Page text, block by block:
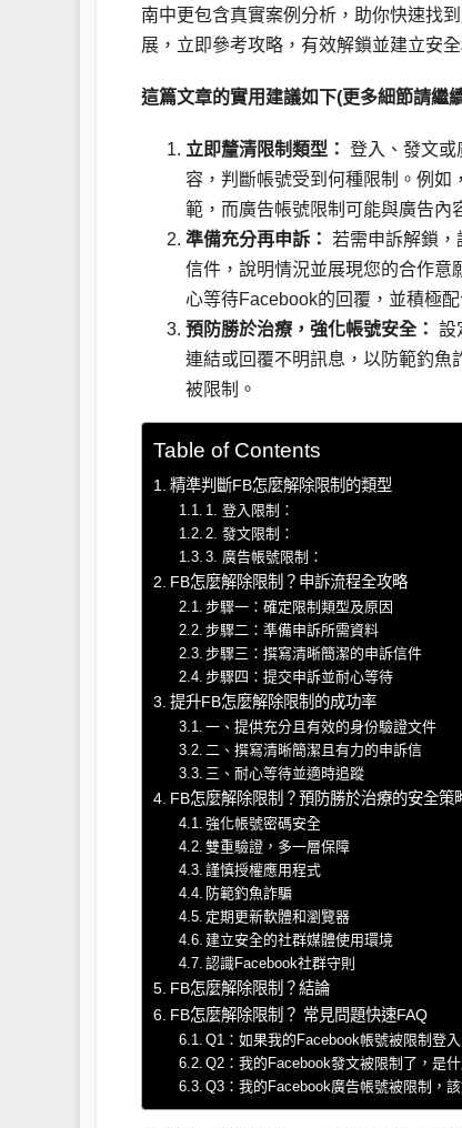
南中更包含真實案例分析，助你快速找
展，立即參考攻略，有效解鎖並建立安全
這篇文章的實用建議如下(更多細節請繼
立即釐清限制類型： 登入、發文或
容，判斷帳號受到何種限制。例
範，而廣告帳號限制可能與廣告
準備充分再申訴： 若需申訴解鎖
信件，說明情況並展現您的合作意
心等待Facebook的回覆，並積極配
預防勝於治療，強化帳號安全： 設
連結或回覆不明訊息，以防範釣魚
被限制。
Table of Contents
精準判斷FB怎麼解除限制的類型
1. 登入限制：
2. 發文限制：
3. 廣告帳號限制：
FB怎麼解除限制？申訴流程全攻略
步驟一：確定限制類型及原因
步驟二：準備申訴所需資料
步驟三：撰寫清晰簡潔的申訴信件
步驟四：提交申訴並耐心等待
提升FB怎麼解除限制的成功率
一、提供充分且有效的身份驗證文件
二、撰寫清晰簡潔且有力的申訴信
三、耐心等待並適時追蹤
FB怎麼解除限制？預防勝於治療的安全策
強化帳號密碼安全
雙重驗證，多一層保障
謹慎授權應用程式
防範釣魚詐騙
定期更新軟體和瀏覽器
建立安全的社群媒體使用環境
認識Facebook社群守則
FB怎麼解除限制？結論
FB怎麼解除限制？ 常見問題快速FAQ
Q1：如果我的Facebook帳號被限制登
Q2：我的Facebook發文被限制了，是什
Q3：我的Facebook廣告帳號被限制，